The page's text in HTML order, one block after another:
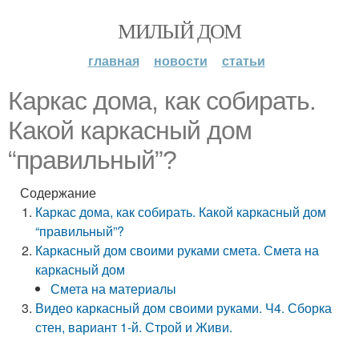
МИЛЫЙ ДОМ
главная новости статьи
Каркас дома, как собирать.
Какой каркасный дом
“правильный”?
Содержание
Каркас дома, как собирать. Какой каркасный дом
“правильный”?
Каркасный дом своими руками смета. Смета на
каркасный дом
Смета на материалы
Видео каркасный дом своими руками. Ч4. Сборка
стен, вариант 1-й. Строй и Живи.